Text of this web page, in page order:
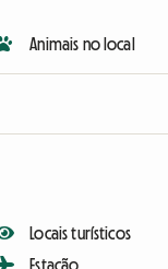
Animais no local
Locais turísticos
Estação